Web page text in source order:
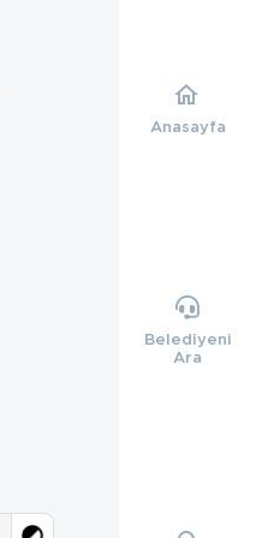
Anasayfa
Belediyeni
Ara